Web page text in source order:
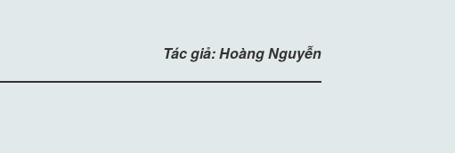
Tác giả: Hoàng Nguyễn